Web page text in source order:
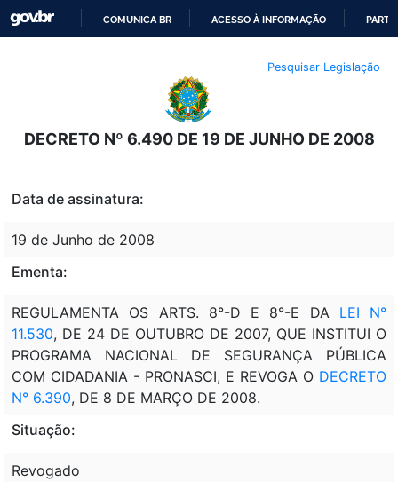
O
CONTEÚDO
COMUNICA BR ACESSO À INFORMAÇÃO
Pesquisar Legislação
DECRETO Nº 6.490 DE 19 DE JUNHO DE 2008
Data de assinatura:
19 de Junho de 2008
Ementa:
REGULAMENTA OS ARTS. 8°-D E 8°-E DA LEI N°
11.530, DE 24 DE OUTUBRO DE 2007, QUE INSTITUI O
PROGRAMA NACIONAL DE SEGURANÇA PÚBLICA
COM CIDADANIA - PRONASCI, E REVOGA O DECRETO
N° 6.390, DE 8 DE MARÇO DE 2008.
Situação:
Revogado